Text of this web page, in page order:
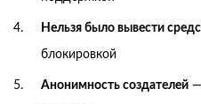
Нельзя было вывести
блокировкой
Анонимность создателей —